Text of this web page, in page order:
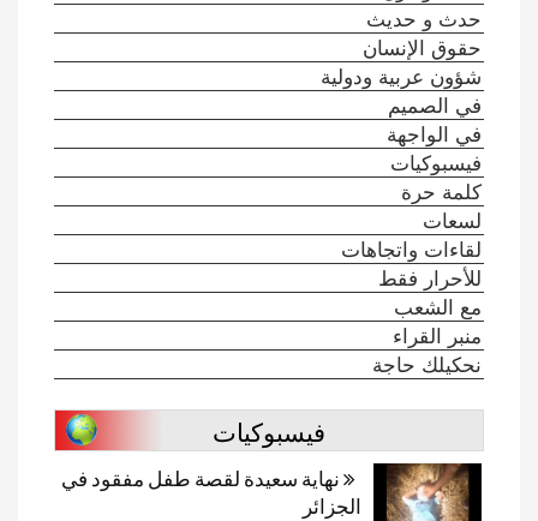
حدث و حديث
حقوق الإنسان
شؤون عربية ودولية
في الصميم
في الواجهة
فيسبوكيات
كلمة حرة
لسعات
لقاءات واتجاهات
للأحرار فقط
مع الشعب
منبر القراء
نحكيلك حاجة
فيسبوكيات
نهاية سعيدة لقصة طفل مفقود في
الجزائر